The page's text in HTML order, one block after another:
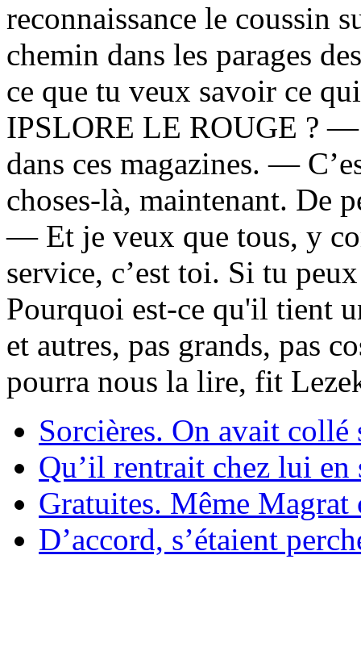
reconnaissance le coussin
chemin dans les parages
ce que tu veux savoir ce
IPSLORE LE ROUGE ? —
dans ces magazines. —
choses-là, maintenant. De
— Et je veux que tous, y
service, c’est toi. Si tu
Pourquoi est-ce qu'il tient
et autres, pas grands, pas
pourra nous la lire, fit
Sorcières. On avait collé
Qu’il rentrait chez lui en
Gratuites. Même Magrat
D’accord, s’étaient